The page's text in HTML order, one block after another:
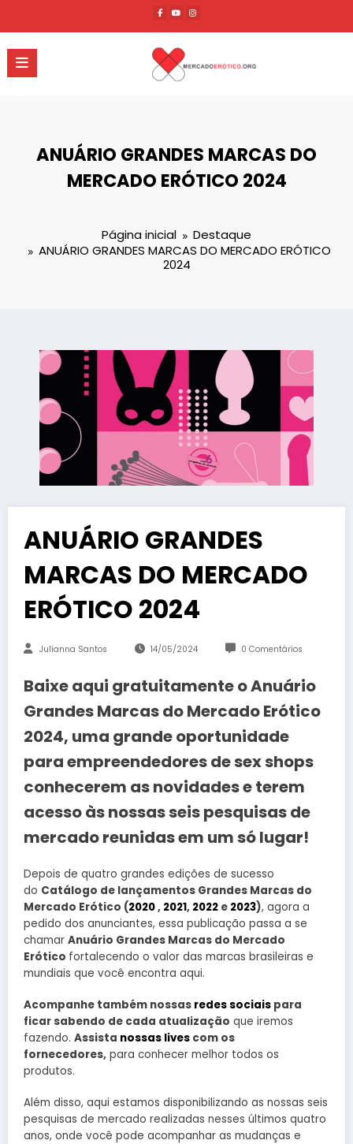
o
conteúdo
ANUÁRIO GRANDES MARCAS DO
MERCADO ERÓTICO 2024
Página inicial
Destaque
ANUÁRIO GRANDES MARCAS DO MERCADO ERÓTICO
2024
ANUÁRIO GRANDES
MARCAS DO MERCADO
ERÓTICO 2024
Julianna Santos 14/05/2024 0 Comentários
Baixe aqui gratuitamente o Anuário
Grandes Marcas do Mercado Erótico
2024, uma grande oportunidade
para empreendedores de sex shops
conhecerem as novidades e terem
acesso às nossas seis pesquisas de
mercado reunidas em um só lugar!
Depois de quatro grandes edições de sucesso
do Catálogo de lançamentos Grandes Marcas do
Mercado Erótico (2020, 2021, 2022 e 2023), agora a
pedido dos anunciantes, essa publicação passa a se
chamar Anuário Grandes Marcas do Mercado
Erótico fortalecendo o valor das marcas brasileiras e
mundiais que você encontra aqui.
Acompanhe também nossas redes sociais para
ficar sabendo de cada atualização que iremos
fazendo. Assista nossas lives com os
fornecedores, para conhecer melhor todos os
produtos.
Além disso, aqui estamos disponibilizando as nossas seis
pesquisas de mercado realizadas nesses últimos quatro
anos, onde você pode acompanhar as mudanças e